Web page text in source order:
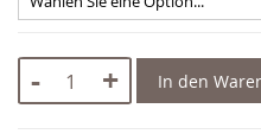
- + In den